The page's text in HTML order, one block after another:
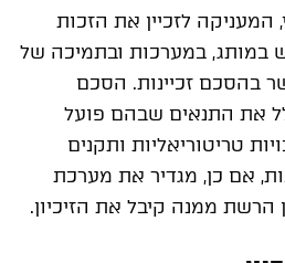
המעניקה לזכיין את הזכות
במותג, במערכות ובתמיכה של
בהסכם זכיינות. הסכם
את התנאים שבהם פועל
טריטוריאליות ותקנים
אם כן, מגדיר את מערכת
הרשת ממנה קיבל את הזיכיון.